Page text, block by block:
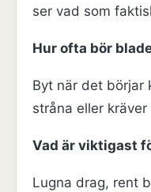
ser vad som
Hur ofta bör
Byt när det börjar
stråna eller
Vad är viktigast
Lugna drag, rent